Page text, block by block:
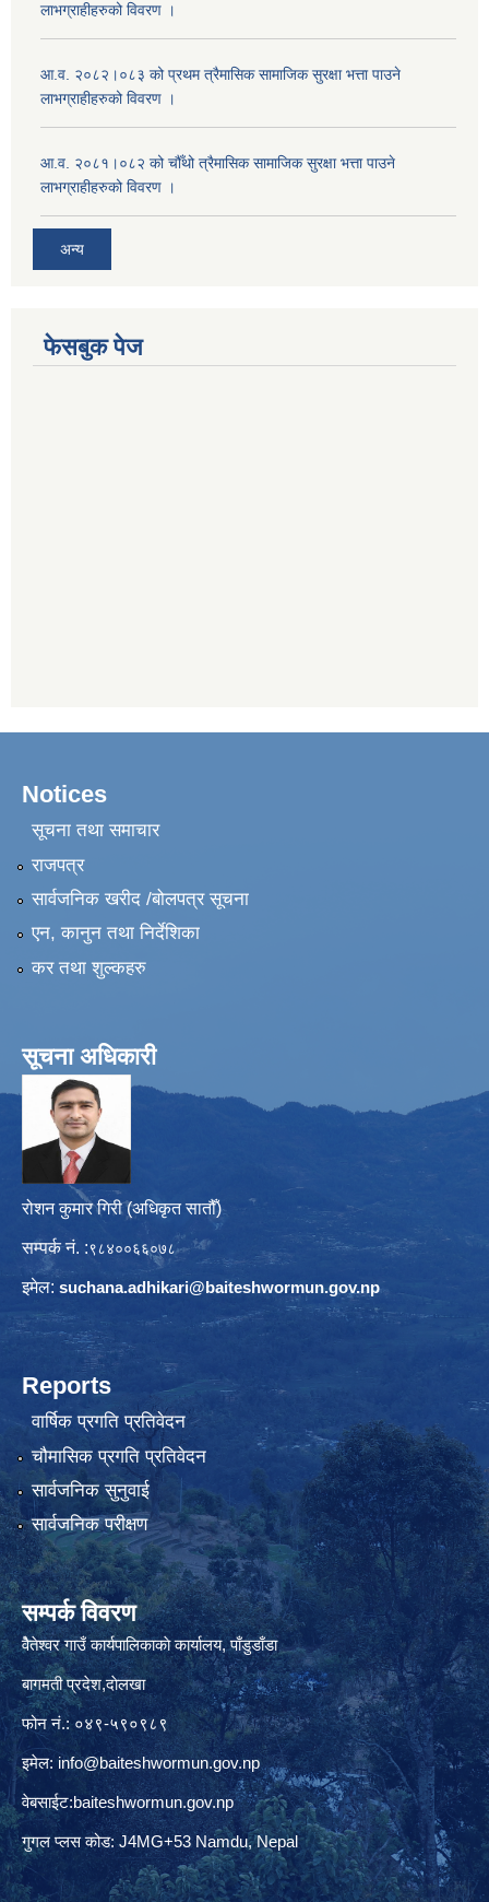
लाभग्राहीहरुको विवरण ।
आ.व. २०८२।०८३ को प्रथम त्रैमासिक सामाजिक सुरक्षा भत्ता पाउने
लाभग्राहीहरुको विवरण ।
आ.व. २०८१।०८२ को चौँथो त्रैमासिक सामाजिक सुरक्षा भत्ता पाउने
लाभग्राहीहरुको विवरण ।
अन्य
फेसबुक पेज
Notices
सूचना तथा समाचार
राजपत्र
सार्वजनिक खरीद /बोलपत्र सूचना
एन, कानुन तथा निर्देशिका
कर तथा शुल्कहरु
सूचना अधिकारी
रोशन कुमार गिरी (अधिकृत सातौँ)
सम्पर्क नं. :९८४००६६०७८
इमेल: suchana.adhikari@baiteshwormun.gov.np
Reports
वार्षिक प्रगति प्रतिवेदन
चौमासिक प्रगति प्रतिवेदन
सार्वजनिक सुनुवाई
सार्वजनिक परीक्षण
सम्पर्क विवरण
वैेतेश्वर गाउँ कार्यपालिकाकाे कार्यालय, पाँडुडाँडा
बागमती‌ प्रदेश,दाेलखा
फोन नं.: ०४९-५९०९८९
इमेल: info@baiteshwormun.gov.np
वेबसाईट:baiteshwormun.gov.np
गुगल प्लस कोड: J4MG+53 Namdu, Nepal